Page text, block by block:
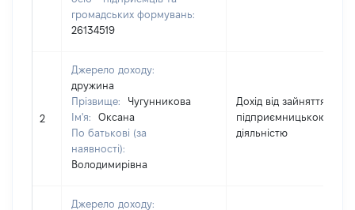
громадських формувань:
26134519
2
Джерело доходу:
дружина
Прізвище:
Чугунникова
Ім'я:
Оксана
По батькові (за
наявності):
Володимирівна
Дохід від зайняття
підприємницькою
діяльністю
Джерело доходу: